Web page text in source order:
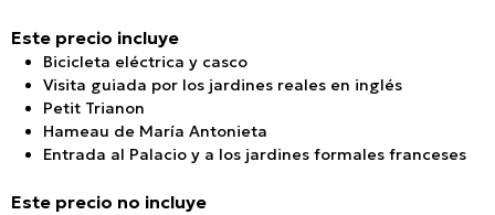
Este precio incluye
Bicicleta eléctrica y casco
Visita guiada por los jardines reales en inglés
Petit Trianon
Hameau de María Antonieta
Entrada al Palacio y a los jardines formales franceses
Este precio no incluye